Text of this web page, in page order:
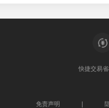
快捷交易
免责声明